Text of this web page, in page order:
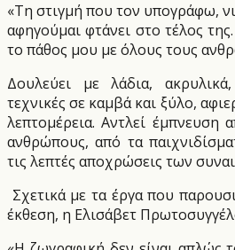
«Τη στιγμή που τον υπογράφω,
αφηγούμαι φτάνει στο τέλος
το πάθος μου με όλους τους
Δουλεύει με λάδια,
τεχνικές σε καμβά και ξύλο,
λεπτομέρεια. Αντλεί
ανθρώπους, από τα
τις λεπτές αποχρώσεις των
Σχετικά με τα έργα που
έκθεση, η Ελισάβετ